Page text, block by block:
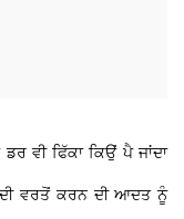
ਵੀ ਫਿੱਕਾ ਕਿਉਂ ਪੈ ਜਾਂਦਾ
ਦੀ ਵਰਤੋਂ ਕਰਨ ਦੀ ਆਦਤ ਨੂੰ